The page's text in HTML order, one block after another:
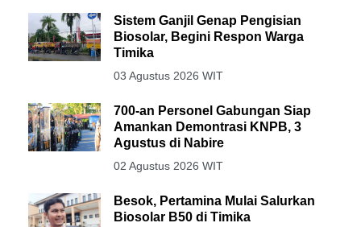
Sistem Ganjil Genap Pengisian
Biosolar, Begini Respon Warga
Timika
03 Agustus 2026 WIT
700-an Personel Gabungan Siap
Amankan Demontrasi KNPB, 3
Agustus di Nabire
02 Agustus 2026 WIT
Besok, Pertamina Mulai Salurkan
Biosolar B50 di Timika